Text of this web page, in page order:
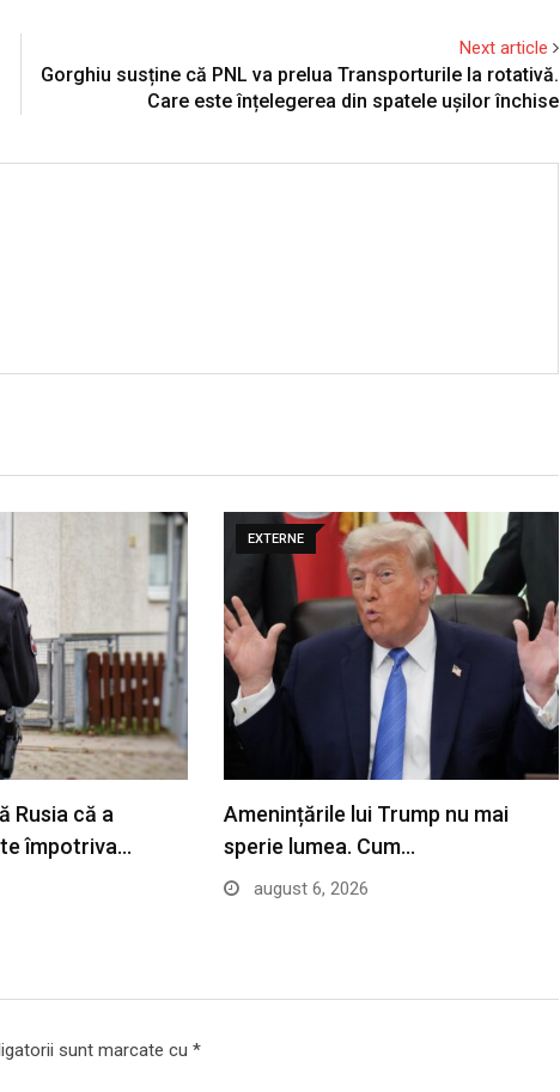
Next article
Gorghiu susține că PNL va prelua Transporturile la rotativă.
Care este înțelegerea din spatele ușilor închise
Rusia că a
împotriva…
EXTERNE
Amenințările lui Trump nu mai
sperie lumea. Cum…
august 6, 2026
sunt marcate cu *